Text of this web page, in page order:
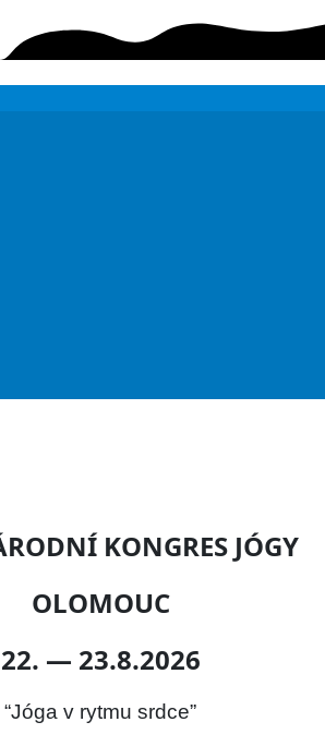
KONGRES JÓGY
OLOMOUC
22. — 23.8.2026
“Jóga v rytmu srdce”